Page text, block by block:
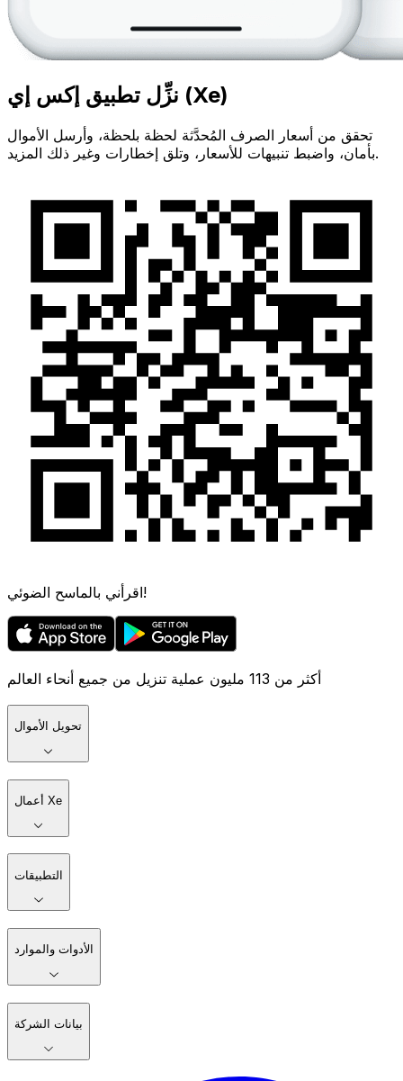
نزِّل تطبيق إكس إي (Xe)
تحقق من أسعار الصرف المُحدَّثة لحظة بلحظة، وأرسل الأموال
بأمان، واضبط تنبيهات للأسعار، وتلق إخطارات وغير ذلك المزيد.
اقرأني بالماسح الضوئي!
أكثر من 113 مليون عملية تنزيل من جميع أنحاء العالم
تحويل الأموال
أعمال Xe
التطبيقات
الأدوات والموارد
بيانات الشركة